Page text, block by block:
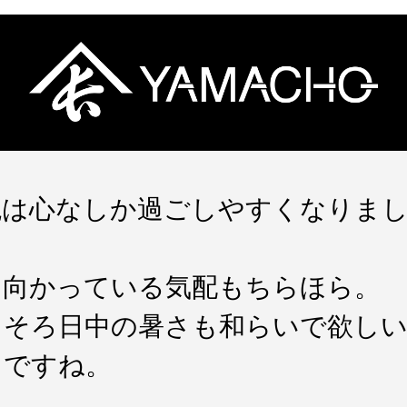
心なしか過ごしやすくなりま
かっている気配もちらほら。
ろ日中の暑さも和らいで欲し
すね。